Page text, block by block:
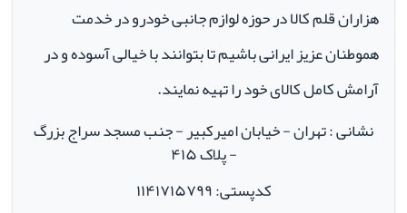
هزاران قلم کالا در حوزه لوازم جانبی خودرو در خدمت
هموطنان عزیز ایرانی باشیم تا بتوانند با خیالی آسوده و در
آرامش کامل کالای خود را تهیه نمایند.
نشانی : تهران - خیابان امیرکبیر - جنب مسجد سراج بزرگ
- پلاک ۴۱۵
کدپستی: ۱۱۴۱۷۱۵۷۹۹